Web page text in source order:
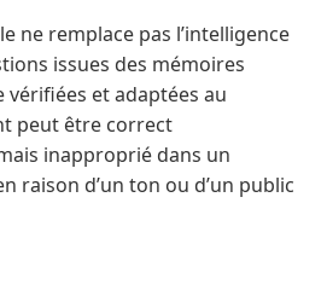
ne remplace pas l’intelligence
issues des mémoires
et adaptées au
peut être correct
inapproprié dans un
raison d’un ton ou d’un public